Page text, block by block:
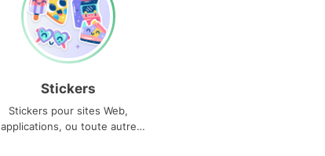
Stickers
Stickers pour sites Web,
applications, ou toute autre